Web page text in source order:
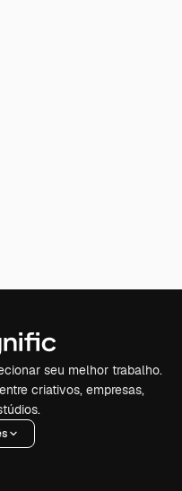
seu melhor trabalho.
criativos, empresas,